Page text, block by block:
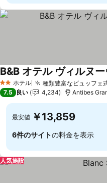
2 ホテルのランク
ホテル 種類豊富なビュッフェ
B&B オテル ヴィルヌ
7.5 良い 4,234 Antibes
最安値 ￥13,859
6件のサイトの料金を表示
人気施設